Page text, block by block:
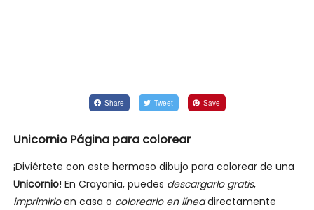
Share Tweet Save
Unicornio Página para colorear
¡Diviértete con este hermoso dibujo para colorear de una
Unicornio! En Crayonia, puedes descargarlo gratis,
imprimirloen casa o colorearlo en líneadirectamente